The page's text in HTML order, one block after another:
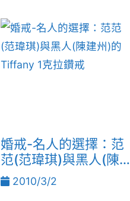
婚戒-名人的選擇：范
范(范瑋琪)與黑人(陳建
州)的Tiffany 1克拉鑽
戒
2010/3/2